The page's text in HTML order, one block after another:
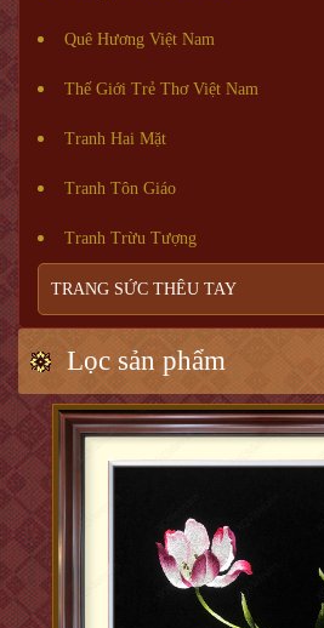
Quê Hương Việt Nam
Thế Giới Trẻ Thơ Việt Nam
Tranh Hai Mặt
Tranh Tôn Giáo
Tranh Trừu Tượng
TRANG SỨC THÊU TAY
Lọc sản phẩm